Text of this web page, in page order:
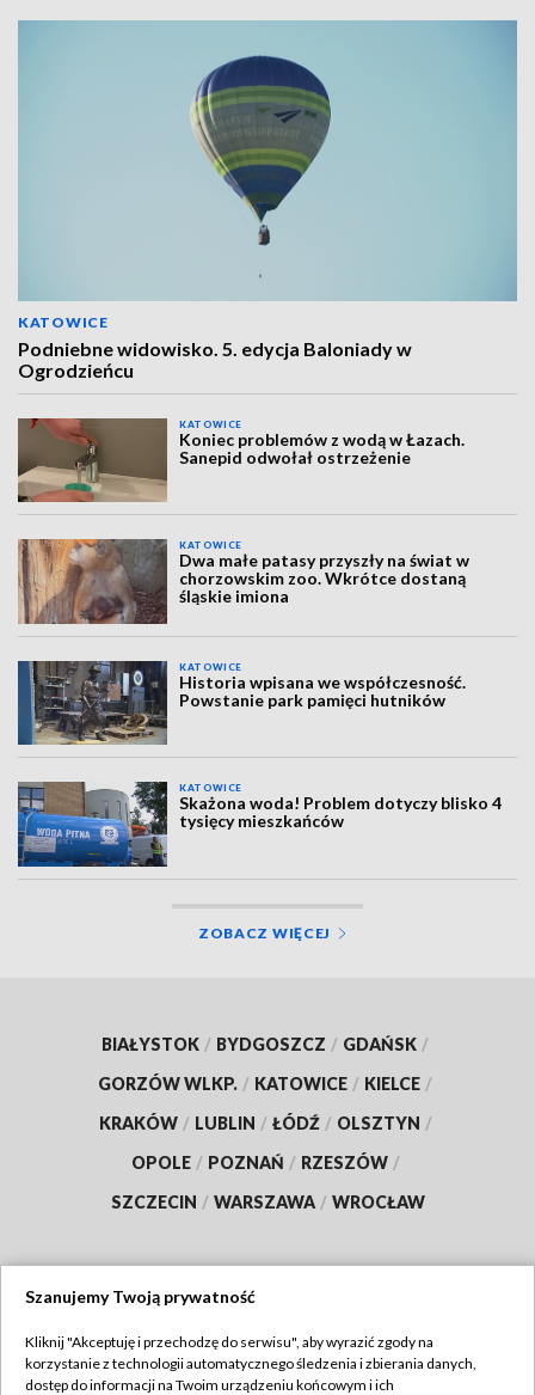
KATOWICE
Podniebne widowisko. 5. edycja Baloniady w
Ogrodzieńcu
KATOWICE
Koniec problemów z wodą w Łazach.
Sanepid odwołał ostrzeżenie
KATOWICE
Dwa małe patasy przyszły na świat w
chorzowskim zoo. Wkrótce dostaną
śląskie imiona
KATOWICE
Historia wpisana we współczesność.
Powstanie park pamięci hutników
KATOWICE
Skażona woda! Problem dotyczy blisko 4
tysięcy mieszkańców
ZOBACZ WIĘCEJ
BIAŁYSTOK / BYDGOSZCZ / GDAŃSK /
GORZÓW WLKP. / KATOWICE / KIELCE /
KRAKÓW / LUBLIN / ŁÓDŹ / OLSZTYN /
OPOLE / POZNAŃ / RZESZÓW /
SZCZECIN / WARSZAWA / WROCŁAW
TVP
Szanujemy Twoją prywatność
Kliknij "Akceptuję i przechodzę do serwisu", aby wyrazić zgody na
korzystanie z technologii automatycznego śledzenia i zbierania danych,
dostęp do informacji na Twoim urządzeniu końcowym i ich